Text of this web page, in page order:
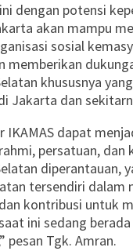
dengan potensi
akan mampu
sosial
memberikan
khususnya
Jakarta dan
IKAMAS dapat
persatuan, dan
diperantauan,
tersendiri dalam
kontribusi untuk
ini sedang
pesan Tgk. Amran.